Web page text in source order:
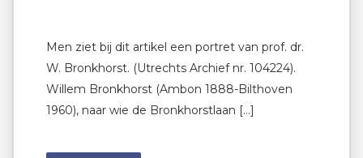
Men ziet bij dit artikel een portret van prof. dr.
W. Bronkhorst. (Utrechts Archief nr. 104224).
Willem Bronkhorst (Ambon 1888-Bilthoven
1960), naar wie de Bronkhorstlaan […]